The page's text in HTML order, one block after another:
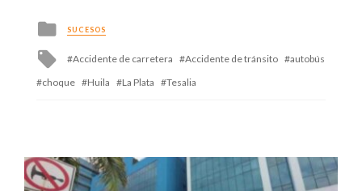
Posted
in
SUCESOS
Tagged
Accidente de carretera Accidente de tránsito
autobús
choque
Huila La Plata Tesalia